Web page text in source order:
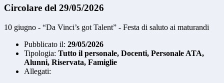
Circolare del 29/05/2026
10 giugno - “Da Vinci’s got Talent” - Festa di saluto ai maturandi
Pubblicato il: 29/05/2026
Tipologia: Tutto il personale, Docenti, Personale ATA,
Alunni, Riservata, Famiglie
Allegati: